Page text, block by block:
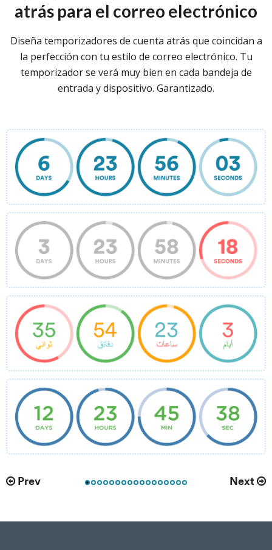
atrás para el correo electrónico
Diseña temporizadores de cuenta atrás que coincidan a
la perfección con tu estilo de correo electrónico. Tu
temporizador se verá muy bien en cada bandeja de
entrada y dispositivo. Garantizado.
Prev Next